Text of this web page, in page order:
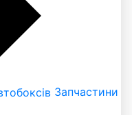
Запчастини